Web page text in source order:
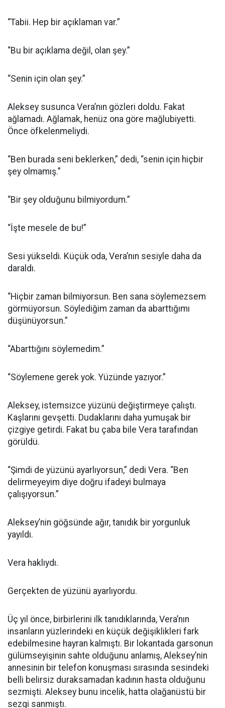
“Tabii. Hep bir açıklaman var.”
“Bu bir açıklama değil, olan şey.”
“Senin için olan şey.”
Aleksey susunca Vera’nın gözleri doldu. Fakat
ağlamadı. Ağlamak, henüz ona göre mağlubiyetti.
Önce öfkelenmeliydi.
“Ben burada seni beklerken,” dedi, “senin için hiçbir
şey olmamış.”
“Bir şey olduğunu bilmiyordum.”
“İşte mesele de bu!”
Sesi yükseldi. Küçük oda, Vera’nın sesiyle daha da
daraldı.
“Hiçbir zaman bilmiyorsun. Ben sana söylemezsem
görmüyorsun. Söylediğim zaman da abarttığımı
düşünüyorsun.”
“Abarttığını söylemedim.”
“Söylemene gerek yok. Yüzünde yazıyor.”
Aleksey, istemsizce yüzünü değiştirmeye çalıştı.
Kaşlarını gevşetti. Dudaklarını daha yumuşak bir
çizgiye getirdi. Fakat bu çaba bile Vera tarafından
görüldü.
“Şimdi de yüzünü ayarlıyorsun,” dedi Vera. “Ben
delirmeyeyim diye doğru ifadeyi bulmaya
çalışıyorsun.”
Aleksey’nin göğsünde ağır, tanıdık bir yorgunluk
yayıldı.
Vera haklıydı.
Gerçekten de yüzünü ayarlıyordu.
Üç yıl önce, birbirlerini ilk tanıdıklarında, Vera’nın
insanların yüzlerindeki en küçük değişiklikleri fark
edebilmesine hayran kalmıştı. Bir lokantada garsonun
gülümseyişinin sahte olduğunu anlamış, Aleksey’nin
annesinin bir telefon konuşması sırasında sesindeki
belli belirsiz duraksamadan kadının hasta olduğunu
sezmişti. Aleksey bunu incelik, hatta olağanüstü bir
sezgi sanmıştı.